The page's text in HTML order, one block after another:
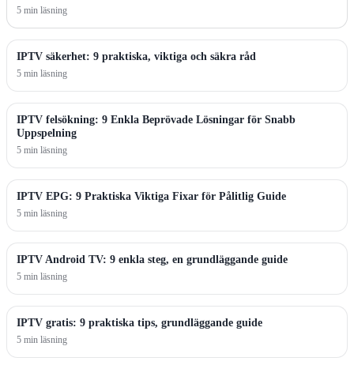
5 min läsning
IPTV säkerhet: 9 praktiska, viktiga och säkra råd
5 min läsning
IPTV felsökning: 9 Enkla Beprövade Lösningar för Snabb
Uppspelning
5 min läsning
IPTV EPG: 9 Praktiska Viktiga Fixar för Pålitlig Guide
5 min läsning
IPTV Android TV: 9 enkla steg, en grundläggande guide
5 min läsning
IPTV gratis: 9 praktiska tips, grundläggande guide
5 min läsning